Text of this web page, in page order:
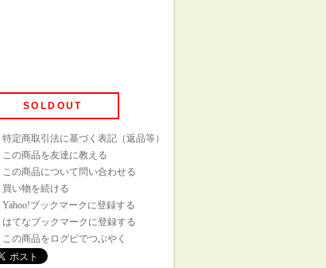
SOLDOUT
特定商取引法に基づく表記（返品等）
この商品を友達に教える
この商品について問い合わせる
買い物を続ける
Yahoo!ブックマークに登録する
はてなブックマークに登録する
この商品をログピでつぶやく